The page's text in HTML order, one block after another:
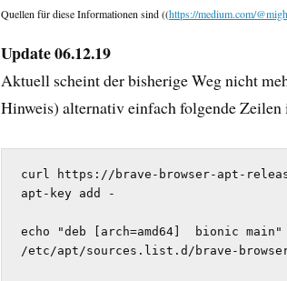
Quellen für diese Informationen sind((https://medium.com/
Update 06.12.19
Aktuell scheint der bisherige Weg nicht
Hinweis) alternativ einfach folgende
curl https://brave-browser-apt-
apt-key add -
echo "deb [arch=amd64]  bionic
/etc/apt/sources.list.d/brave-